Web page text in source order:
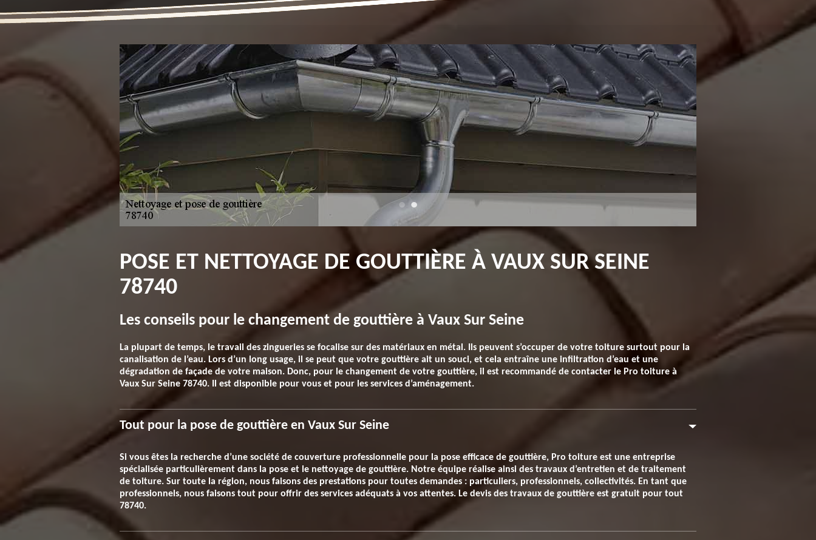
POSE ET NETTOYAGE DE GOUTTIÈRE À VAUX SUR SEINE
78740
Les conseils pour le changement de gouttière à Vaux Sur Seine
La plupart de temps, le travail des zingueries se focalise sur des matériaux en métal. Ils peuvent s’occuper de votre toiture surtout pour la
canalisation de l’eau. Lors d’un long usage, il se peut que votre gouttière ait un souci, et cela entraîne une infiltration d’eau et une
dégradation de façade de votre maison. Donc, pour le changement de votre gouttière, il est recommandé de contacter le Pro toiture à
Vaux Sur Seine 78740. Il est disponible pour vous et pour les services d’aménagement.
Tout pour la pose de gouttière en Vaux Sur Seine
Si vous êtes la recherche d’une société de couverture professionnelle pour la pose efficace de gouttière, Pro toiture est une entreprise
spécialisée particulièrement dans la pose et le nettoyage de gouttière. Notre équipe réalise ainsi des travaux d’entretien et de traitement
de toiture. Sur toute la région, nous faisons des prestations pour toutes demandes : particuliers, professionnels, collectivités. En tant que
professionnels, nous faisons tout pour offrir des services adéquats à vos attentes. Le devis des travaux de gouttière est gratuit pour tout
78740.